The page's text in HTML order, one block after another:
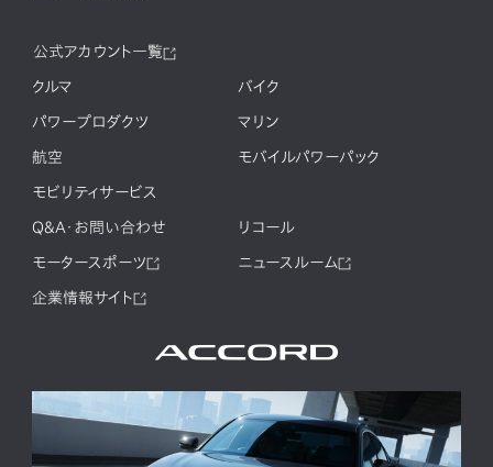
公式アカウント一覧
クルマ バイク
パワープロダクツ マリン
航空 モバイルパワーパック
モビリティサービス
Q&A・お問い合わせ リコール
モータースポーツ ニュースルーム
企業情報サイト